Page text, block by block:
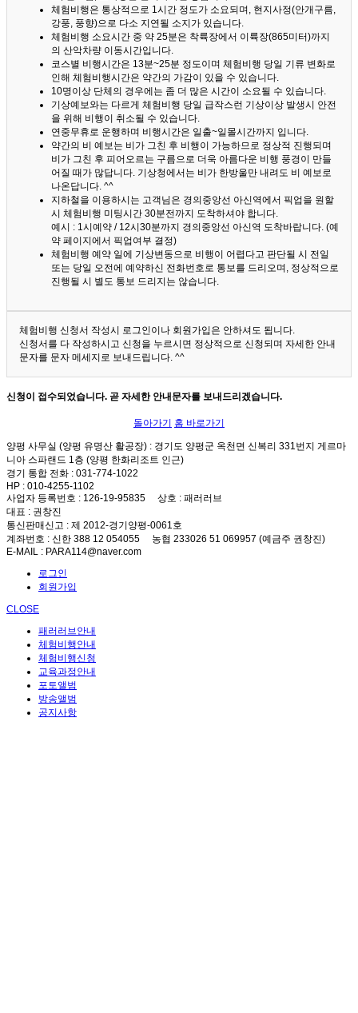
체험비행은 통상적으로 1시간 정도가 소요되며, 현지사정(안개구름,
강풍, 풍향)으로 다소 지연될 소지가 있습니다.
체험비행 소요시간 중 약 25분은 착륙장에서 이륙장(865미터)까지
의 산악차량 이동시간입니다.
코스별 비행시간은 13분~25분 정도이며 체험비행 당일 기류 변화로
인해 체험비행시간은 약간의 가감이 있을 수 있습니다.
10명이상 단체의 경우에는 좀 더 많은 시간이 소요될 수 있습니다.
기상예보와는 다르게 체험비행 당일 급작스런 기상이상 발생시 안전
을 위해 비행이 취소될 수 있습니다.
연중무휴로 운행하며 비행시간은 일출~일몰시간까지 입니다.
약간의 비 예보는 비가 그친 후 비행이 가능하므로 정상적 진행되며
비가 그친 후 피어오르는 구름으로 더욱 아름다운 비행 풍경이 만들
어질 때가 많답니다. 기상청에서는 비가 한방울만 내려도 비 예보로
나온답니다. ^^
지하철을 이용하시는 고객님은 경의중앙선 아신역에서 픽업을 원할
시 체험비행 미팅시간 30분전까지 도착하셔야 합니다.
예시 : 1시예약 / 12시30분까지 경의중앙선 아신역 도착바랍니다. (예
약 페이지에서 픽업여부 결정)
체험비행 예약 일에 기상변동으로 비행이 어렵다고 판단될 시 전일
또는 당일 오전에 예약하신 전화번호로 통보를 드리오며, 정상적으로
진행될 시 별도 통보 드리지는 않습니다.
체험비행 신청서 작성시 로그인이나 회원가입은 안하셔도 됩니다.
신청서를 다 작성하시고 신청을 누르시면 정상적으로 신청되며 자세한 안내
문자를 문자 메세지로 보내드립니다. ^^
신청이 접수되었습니다. 곧 자세한 안내문자를 보내드리겠습니다.
돌아가기 홈 바로가기
양평 사무실 (양평 유명산 활공장) : 경기도 양평군 옥천면 신복리 331번지 게르마
니아 스파랜드 1층 (양평 한화리조트 인근)
경기 통합 전화 : 031-774-1022
HP : 010-4255-1102
사업자 등록번호 : 126-19-95835 상호 : 패러러브
대표 : 권창진
통신판매신고 : 제 2012-경기양평-0061호
계좌번호 : 신한 388 12 054055 농협 233026 51 069957 (예금주 권창진)
E-MAIL : PARA114@naver.com
로그인
회원가입
CLOSE
패러러브안내
체험비행안내
체험비행신청
교육과정안내
포토앨범
방송앨범
공지사항